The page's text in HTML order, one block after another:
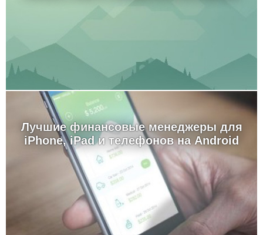
Лучшие финансовые менеджеры для
iPhone, iPad и телефонов на Android